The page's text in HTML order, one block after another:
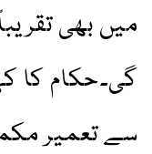
گی۔حکام کا
سے تعمیر